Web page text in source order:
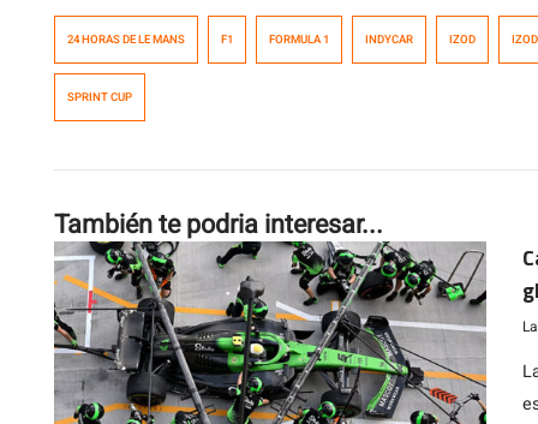
24 HORAS DE LE MANS F1 FORMULA 1 INDYCAR IZOD
SPRINT CUP
También te podria interesar...